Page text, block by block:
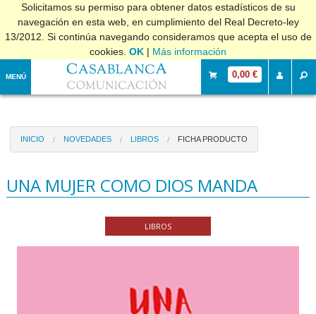
Solicitamos su permiso para obtener datos estadísticos de su
navegación en esta web, en cumplimiento del Real Decreto-ley
13/2012. Si continúa navegando consideramos que acepta el uso de
cookies. OK | Más información
MENÚ 0,00 €
INICIO NOVEDADES LIBROS FICHA PRODUCTO
UNA MUJER COMO DIOS MANDA
LIBROS